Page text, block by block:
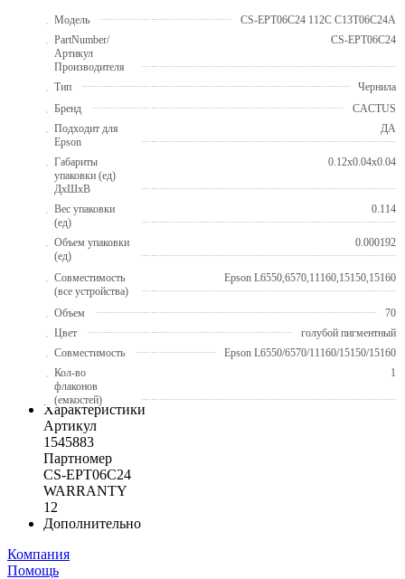
Модель
CS-EPT06C24 112C C13T06C24A
PartNumber/
Артикул
Производителя
CS-EPT06C24
Тип
Чернила
Бренд
CACTUS
Подходит для
Epson
ДА
Габариты
упаковки (ед)
ДхШхВ
0.12x0.04x0.04
Вес упаковки
(ед)
0.114
Объем упаковки
(ед)
0.000192
Совместимость
(все устройства)
Epson L6550,6570,11160,15150,15160
Объем
70
Цвет
голубой пигментный
Совместимость
Epson L6550/6570/11160/15150/15160
Кол-во
флаконов
(емкостей)
1
Характеристики
Артикул
1545883
Партномер
CS-EPT06C24
WARRANTY
12
Дополнительно
Компания
Помощь